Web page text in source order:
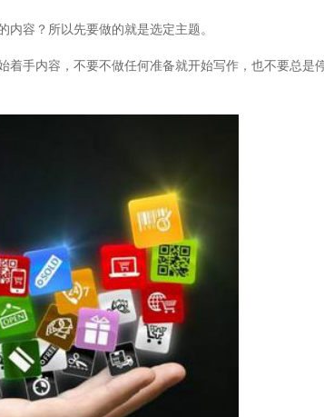
容？所以先要做的就是选定主题。
手内容，不要不做任何准备就开始写作，也不要总是